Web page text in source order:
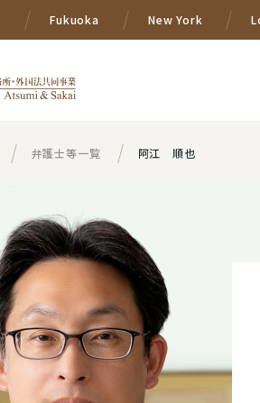
Fukuoka New York
弁護士等一覧 阿江 順也